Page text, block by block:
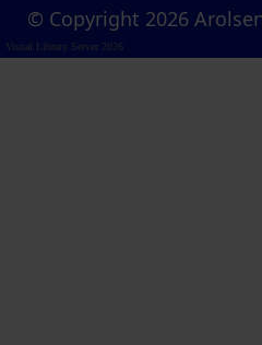
© Copyright 2026
Visual Library Server 2026